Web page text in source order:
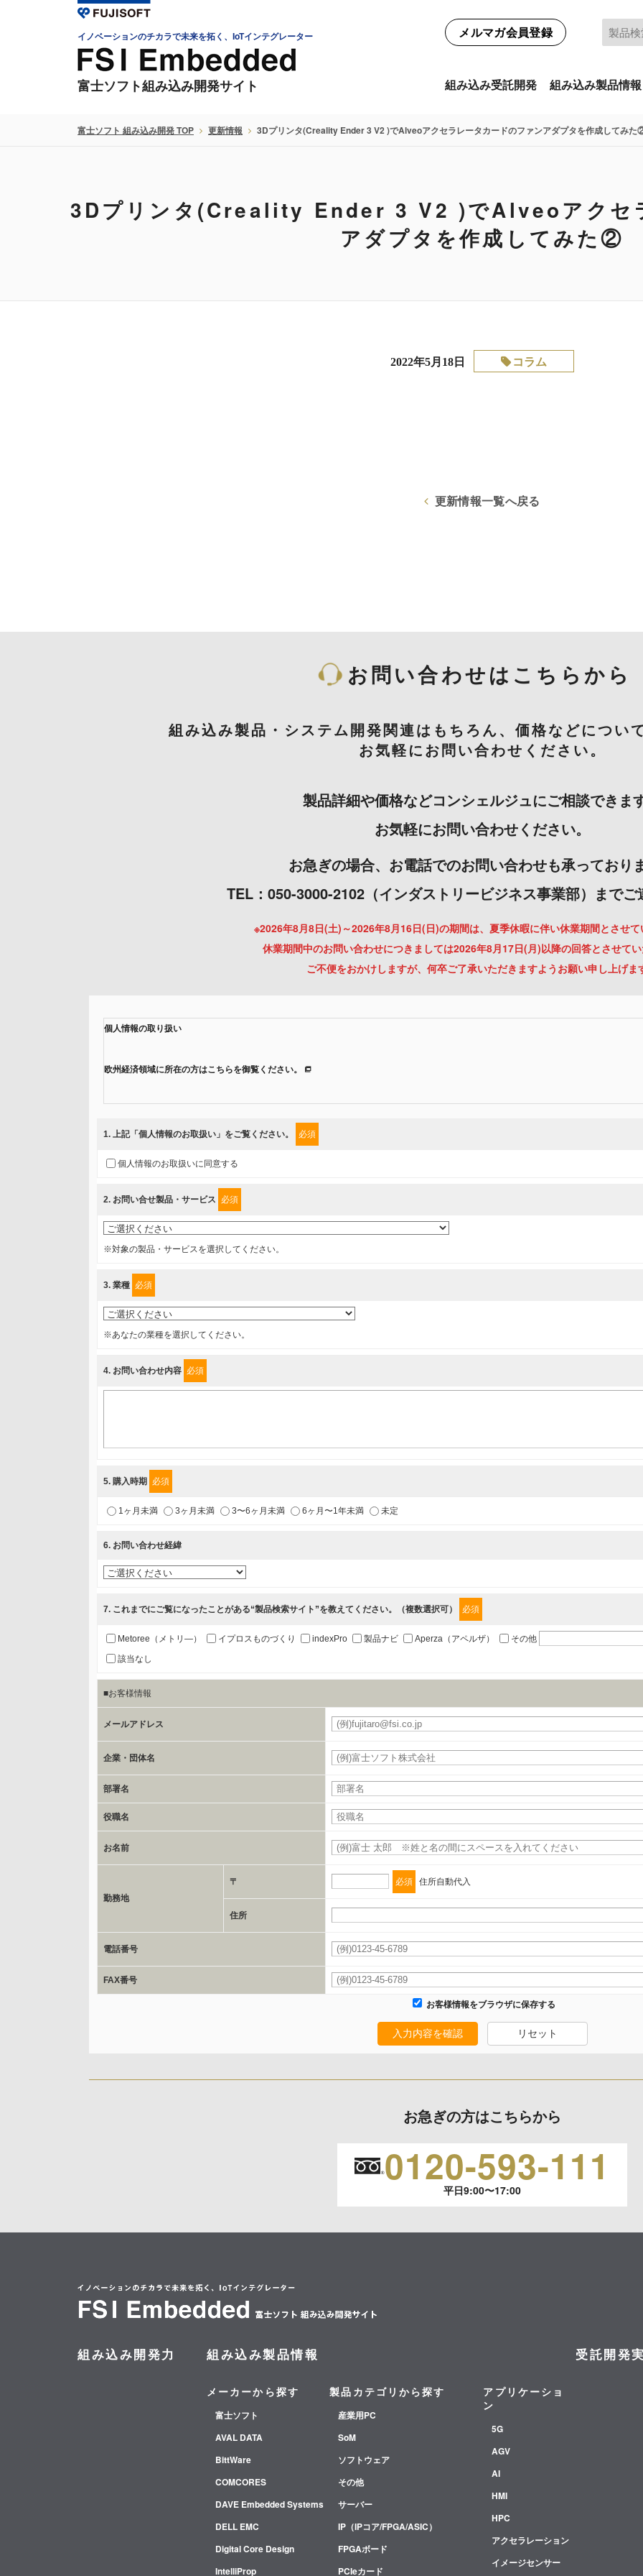
イノベーションのチカラで未来を拓く、IoTインテグレーター
富士ソフト組み込み開発サイト
メルマガ会員登録
組み込み受託開発 組み込み製品情報
富士ソフト 組み込み開発 TOP 更新情報 3Dプリンタ(Creality Ender 3 V2 )でAlveoアクセラレータカードのファンアダプタを作成してみた
3Dプリンタ(Creality Ender 3 V2 )でAlveoアクセ
アダプタを作成してみた②
2022年5月18日 コラム
更新情報一覧へ戻る
お問い合わせはこちらから
組み込み製品・システム開発関連はもちろん、価格などについ
お気軽にお問い合わせください。
製品詳細や価格などコンシェルジュにご相談できま
お気軽にお問い合わせください。
お急ぎの場合、お電話でのお問い合わせも承っており
TEL：050-3000-2102（インダストリービジネス事業部）までご
※2026年8月8日(土)～2026年8月16日(日)の期間は、夏季休暇に伴い休業期間とさせて
休業期間中のお問い合わせにつきましては2026年8月17日(月)以降の回答とさせてい
ご不便をおかけしますが、何卒ご了承いただきますようお願い申し上げま
個人情報の取り扱い
欧州経済領域に所在の方はこちらを御覧ください。
ご入力頂いたお客様の情報は、個人情報保護方針に則り適切に取扱い、これらで定める範囲内で、サービスの提供やご案内等のために利用
得たいと存じますので、宜しくお願い申し上げます。
富士ソフト株式会社
個人情報保護管理担当役員
〒231-8008 神奈川県横浜市中区桜木町1-1
1.当社が取り扱う商品・サービスに関するご案内
2.当社が開催（主催・共催・協賛）するセミナーなど、各種イベントのお知らせ
第三者提供の有無
あり
a.個人情報の提供・利用目的
当該企業/団体のサービス等のご案内及び当該企業/団体からの情報を提供するため
b.第三者に提供される個人データの項目
お客様のご氏名、フリガナ、企業・団体名、部署名、役職、郵便番号、住所、電話番号、FAX番号、メールアドレス
書類の送付又は電子的な方法
当社とイベント/セミナーを共同で開催する企業/団体
e.個人情報取り扱いに関する契約
当社と当該企業/団体とは、個人情報取扱に関する覚書の締結を行います。
委託の有無
保有個人データの開示等および問合わせ窓口について
ご本人からの求めにより、当社が保有する保有個人データの利用目的の通知、開示、内容の訂正、追加または削除、利用の停止、消去およ
応じます。
開示等のご請求は、下記お問い合わせ先窓口へご連絡願います。
情報提供は任意ですが、情報を提供しなかった場合、情報の項目によってはお問い合わせ等に
1. 上記「個人情報のお取扱い」をご覧ください。 必須
個人情報のお取扱いに同意する
2. お問い合せ製品・サービス 必須
※対象の製品・サービスを選択してください。
3. 業種 必須
※あなたの業種を選択してください。
4. お問い合わせ内容 必須
5. 購入時期 必須
1ヶ月未満 3ヶ月未満 3〜6ヶ月未満 6ヶ月〜1年未満 未定
6. お問い合わせ経緯
7. これまでにご覧になったことがある“製品検索サイト”を教えてください。（複数選択可） 必須
Metoree（メトリ―） イプロスものづくり indexPro 製品ナビ Aperza（アペルザ）
その他
該当なし
■お客様情報
メールアドレス
企業・団体名
部署名
役職名
お名前
勤務地
〒 必須 住所自動代入
住所
電話番号
FAX番号
お客様情報をブラウザに保存する
入力内容を確認 リセット
お急ぎの方はこちらから
0120-593-111
平日9:00〜17:00
組み込み開発力 組み込み製品情報
メーカーから探す
富士ソフト
AVAL DATA
BittWare
COMCORES
DAVE Embedded Systems
DELL EMC
Digital Core Design
IntelliProp
製品カテゴリから探す
産業用PC
SoM
ソフトウェア
その他
サーバー
IP（IPコア/FPGA/ASIC）
FPGAボード
PCIeカード
アプリケーショ
ン
5G
AGV
AI
HMI
HPC
アクセラレーション
イメージセンサー
受託開発